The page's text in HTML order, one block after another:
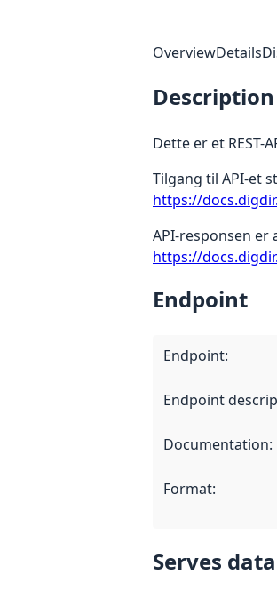
OverviewDetails
Description
Dette er et
Tilgang til API-et
https://
API-responsen er
https://
Endpoint
Endpoint:
Endpoint
Documentation:
Format:
Serves